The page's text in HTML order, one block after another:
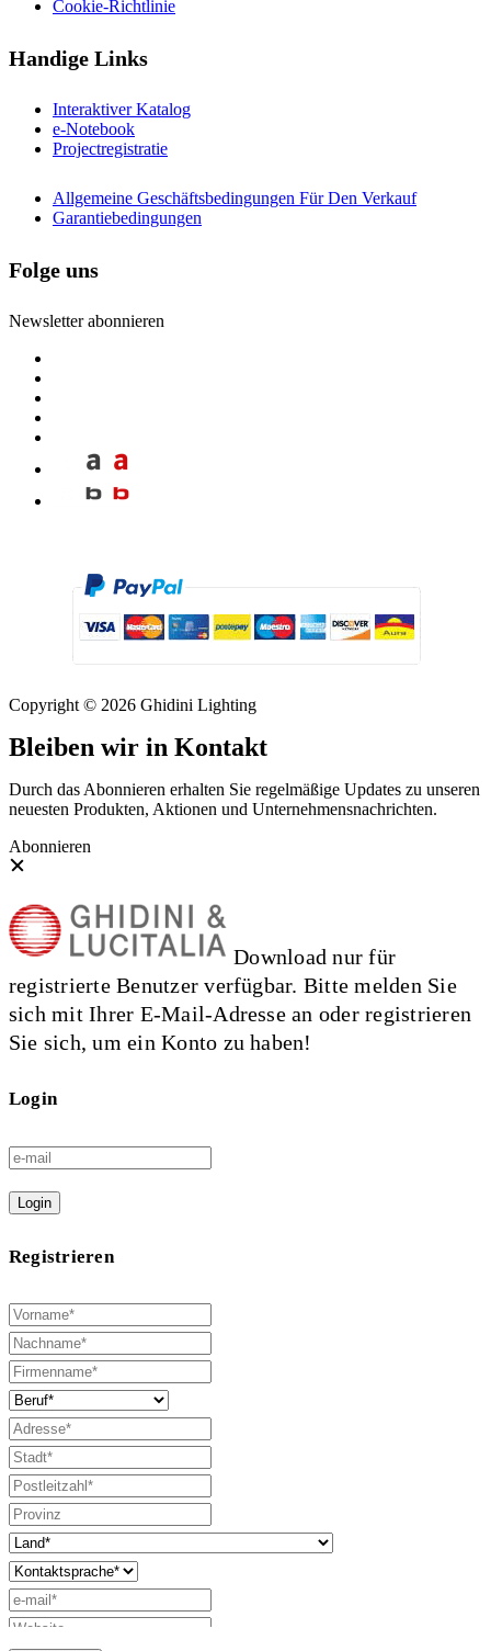
Cookie-Richtlinie
Handige Links
Interaktiver Katalog
e-Notebook
Projectregistratie
Allgemeine Geschäftsbedingungen Für Den Verkauf
Garantiebedingungen
Folge uns
Newsletter abonnieren
Copyright © 2026 Ghidini Lighting
Bleiben wir in Kontakt
Durch das Abonnieren erhalten Sie regelmäßige Updates zu unseren
neuesten Produkten, Aktionen und Unternehmensnachrichten.
Abonnieren
Download nur für
registrierte Benutzer verfügbar. Bitte melden Sie
sich mit Ihrer E-Mail-Adresse an oder registrieren
Sie sich, um ein Konto zu haben!
Login
Login
Registrieren